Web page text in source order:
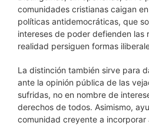
comunidades cristianas caigan
políticas antidemocráticas, que
intereses de poder defienden las
realidad persiguen formas
La distinción también sirve para
ante la opinión pública de las
sufridas, no en nombre de
derechos de todos. Asimismo,
comunidad creyente a incorporar